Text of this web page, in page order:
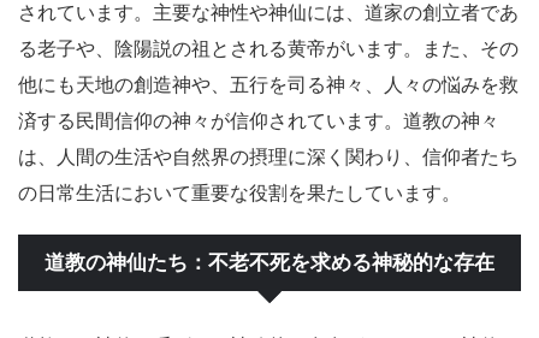
されています。主要な神性や神仙には、道家の創立者であ
る老子や、陰陽説の祖とされる黄帝がいます。また、その
他にも天地の創造神や、五行を司る神々、人々の悩みを救
済する民間信仰の神々が信仰されています。道教の神々
は、人間の生活や自然界の摂理に深く関わり、信仰者たち
の日常生活において重要な役割を果たしています。
道教の神仙たち：不老不死を求める神秘的な存在